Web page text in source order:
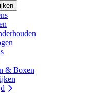
& Boxen